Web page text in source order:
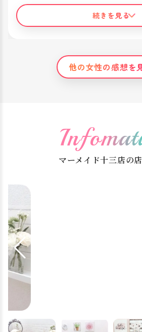
優しくてとても感謝しています。スタッフ
ける事ができてます(^^)/
続きを見る
他の女性の感想を
マーメイド十三店の